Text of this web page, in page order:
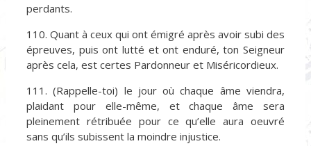
perdants.
110. Quant à ceux qui ont émigré après avoir subi des
épreuves, puis ont lutté et ont enduré, ton Seigneur
après cela, est certes Pardonneur et Miséricordieux.
111. (Rappelle-toi) le jour où chaque âme viendra,
plaidant pour elle-même, et chaque âme sera
pleinement rétribuée pour ce qu’elle aura oeuvré
sans qu’ils subissent la moindre injustice.